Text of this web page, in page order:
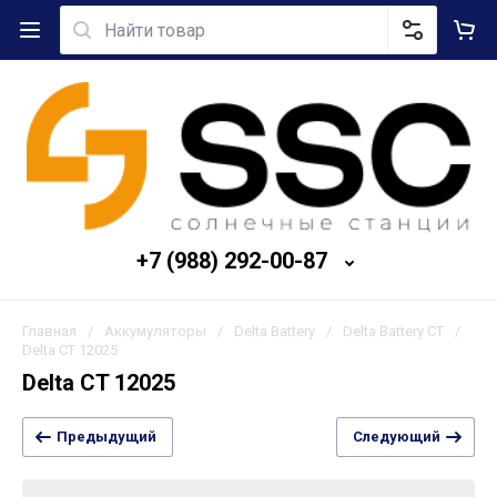
+7 (988) 292-00-87
Главная / Аккумуляторы / Delta Battery / Delta Battery CT
/
Delta CT 12025
Delta CT 12025
Предыдущий Следующий